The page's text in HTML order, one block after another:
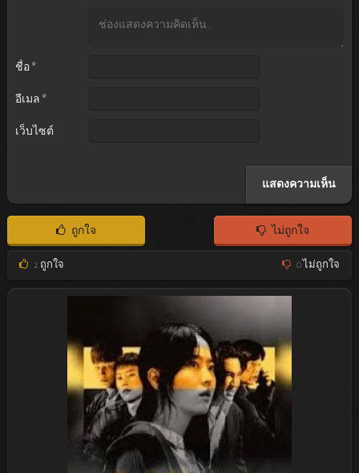
ชื่อ *
อีเมล *
เว็บไซต์
ถูกใจ ไม่ถูกใจ
2 ถูกใจ 0ไม่ถูกใจ